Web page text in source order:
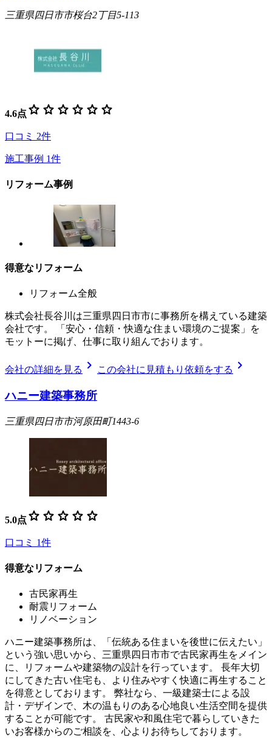
三重県四日市市桜台2丁目5-113
4.6点 star star star star star star
口コミ 2件
施工事例 1件
リフォーム事例
得意なリフォーム
リフォーム全般
株式会社長谷川は三重県四日市市に事務所を構えている建築
会社です。 「安心・信頼・快適な住まい環境のご提案」を
モットーに掲げ、仕事に取り組んでおります。
会社の詳細を見る chevron_right この会社に見積もり依頼をする chevron_right
ハニー建築事務所
三重県四日市市河原田町1443-6
5.0点 star star star star star
口コミ 1件
得意なリフォーム
古民家再生
耐震リフォーム
リノベーション
ハニー建築事務所は、「伝統ある住まいを後世に伝えたい」
という強い思いから、三重県四日市市で古民家再生をメイン
に、リフォームや建築物の設計を行っています。 長年大切
にしてきた古い住宅も、より住みやすく快適に再生すること
を得意としております。 弊社なら、一級建築士による設
計・デザインで、木の温もりのある心地良い生活空間を提供
することが可能です。 古民家や和風住宅で暮らしていきた
いお客様からのご相談を、心よりお待ちしております。